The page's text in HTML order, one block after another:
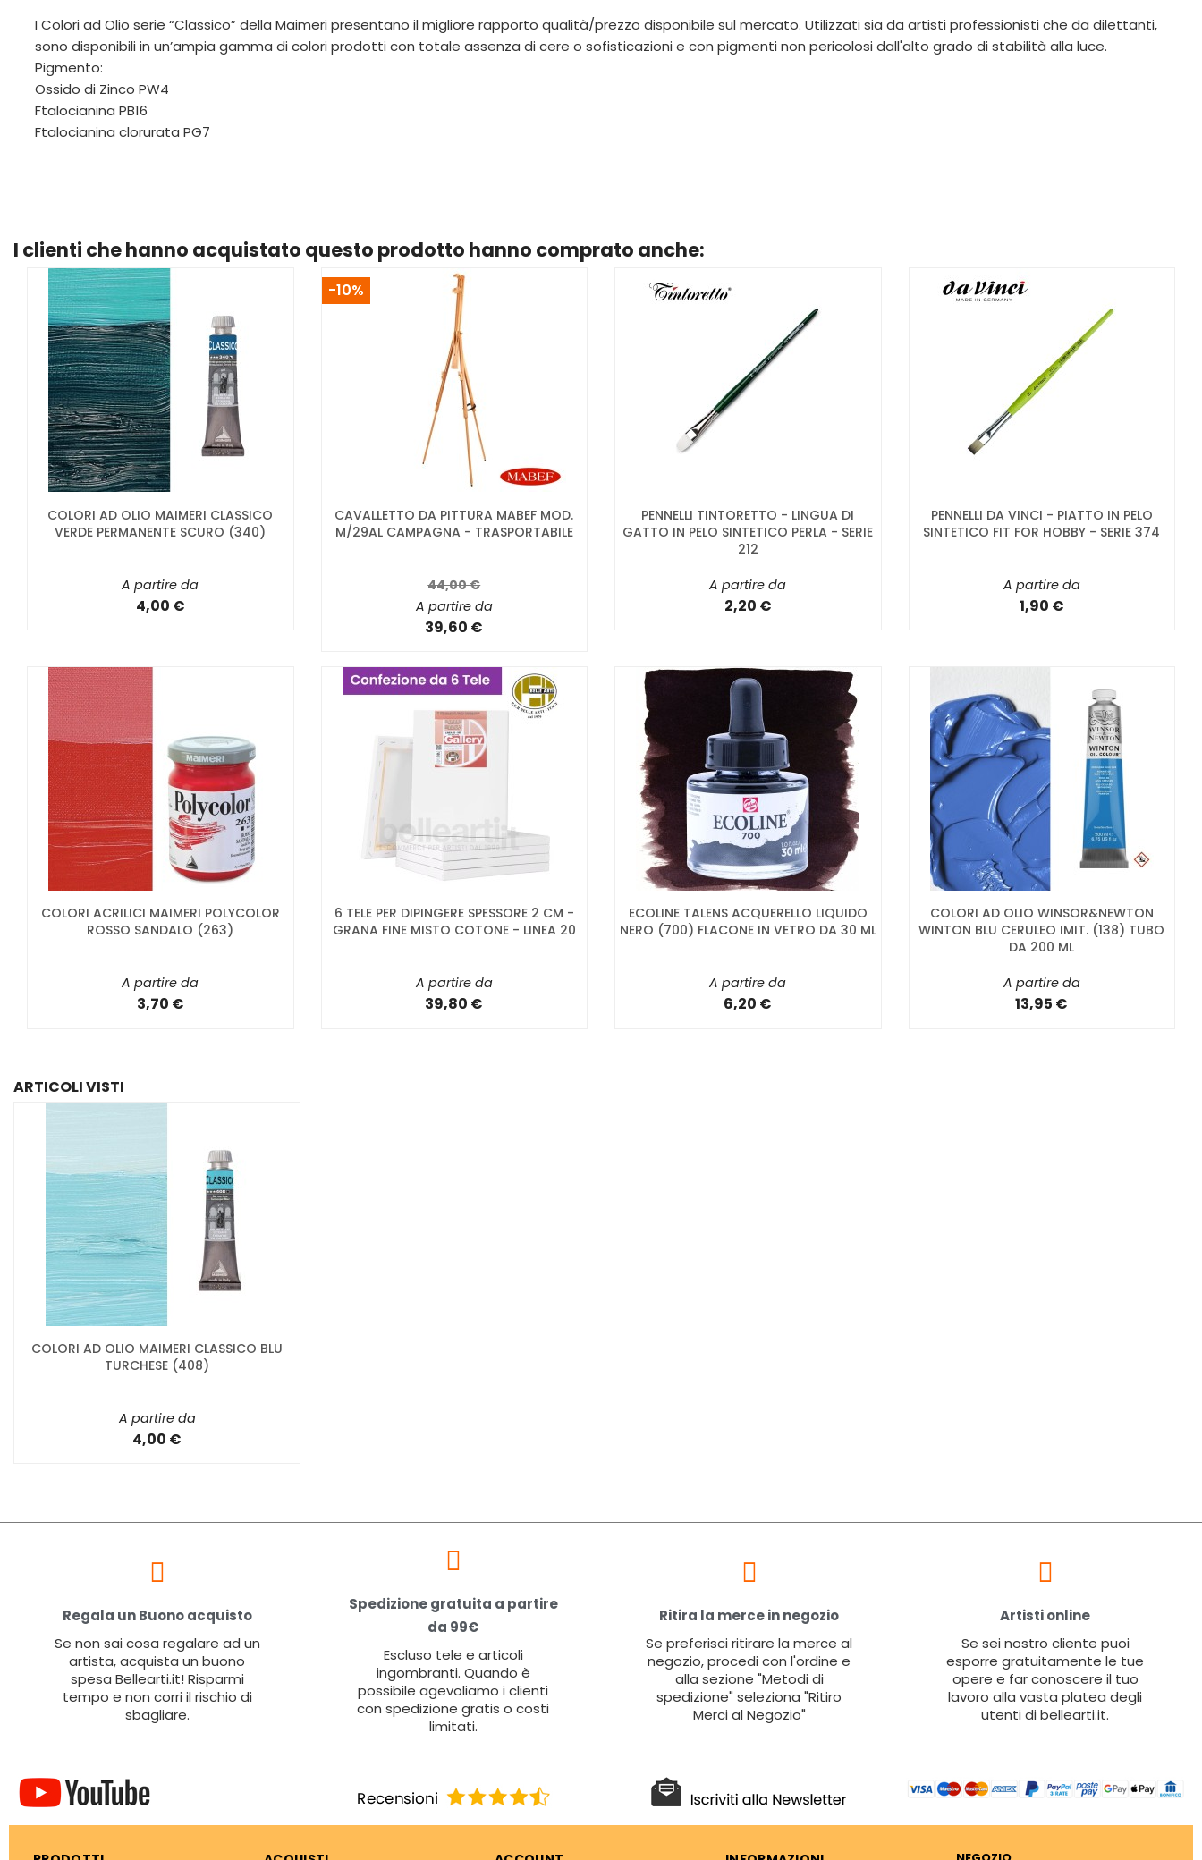
I Colori ad Olio serie “Classico” della Maimeri presentano il migliore rapporto qualità/prezzo disponibile sul mercato. Utilizzati sia da artisti professionisti che da dilettanti,
sono disponibili in un’ampia gamma di colori prodotti con totale assenza di cere o sofisticazioni e con pigmenti non pericolosi dall'alto grado di stabilità alla luce.
Pigmento:
Ossido di Zinco PW4
Ftalocianina PB16
Ftalocianina clorurata PG7
I clienti che hanno acquistato questo prodotto hanno comprato anche:
COLORI AD OLIO MAIMERI CLASSICO
VERDE PERMANENTE SCURO (340)
A partire da
4,00 €
CAVALLETTO DA PITTURA MABEF MOD.
M/29AL CAMPAGNA - TRASPORTABILE
44,00 €
A partire da
39,60 €
-10%
PENNELLI TINTORETTO - LINGUA DI
GATTO IN PELO SINTETICO PERLA - SERIE
212
A partire da
2,20 €
PENNELLI DA VINCI - PIATTO IN PELO
SINTETICO FIT FOR HOBBY - SERIE 374
A partire da
1,90 €
COLORI ACRILICI MAIMERI POLYCOLOR
ROSSO SANDALO (263)
A partire da
3,70 €
6 TELE PER DIPINGERE SPESSORE 2 CM -
GRANA FINE MISTO COTONE - LINEA 20
A partire da
39,80 €
ECOLINE TALENS ACQUERELLO LIQUIDO
NERO (700) FLACONE IN VETRO DA 30 ML
A partire da
6,20 €
COLORI AD OLIO WINSOR&NEWTON
WINTON BLU CERULEO IMIT. (138) TUBO
DA 200 ML
A partire da
13,95 €
ARTICOLI VISTI
COLORI AD OLIO MAIMERI CLASSICO BLU
TURCHESE (408)
A partire da
4,00 €
Regala un Buono acquisto
Se non sai cosa regalare ad un
artista, acquista un buono
spesa Bellearti.it! Risparmi
tempo e non corri il rischio di
sbagliare.
Spedizione gratuita a partire
da 99€
Escluso tele e articoli
ingombranti. Quando è
possibile agevoliamo i clienti
con spedizione gratis o costi
limitati.
Ritira la merce in negozio
Se preferisci ritirare la merce al
negozio, procedi con l'ordine e
alla sezione "Metodi di
spedizione" seleziona "Ritiro
Merci al Negozio"
Artisti online
Se sei nostro cliente puoi
esporre gratuitamente le tue
opere e far conoscere il tuo
lavoro alla vasta platea degli
utenti di bellearti.it.